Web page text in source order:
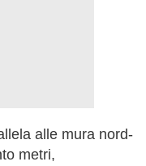
alle mura nord-
metri,